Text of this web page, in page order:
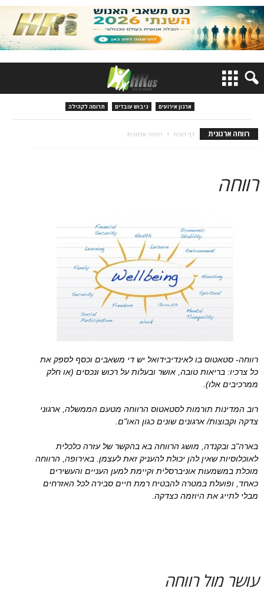
ארגון אירועים גיבוש עובדים תרומה לקהילה
רווחה ארגונית דף הבית רווחה ארגונית
רווחה
רווחה- סטאטוס בו לאינדיבידואל יש די משאבים וכסף לספק את
כל צרכיו: בריאות טובה, אושר ובעלות על רכוש ונכסים (או חלק
ממרכיבים אלו).
רוב המדינות תורמות לסטאטוס הרווחה מטעם הממשלה, ארגוני
צדקה וקבוצות/ ארגונים שונים כגון האו"ם.
בארה"ב ובקנדה, מושג הרווחה בא בהקשר של עזרה כלכלית
לאוכלוסיות שאין להן יכולת להעניק זאת לעצמן. באירופה, הרווחה
מוכלת במשמעות אוניברסלית וקיימת למען העניים והעשירים
כאחד, ופועלת במטרה להבטיח רמת חיים סבירה לכל האזרחים
מבלי לתייג את היוזמה כצדקה.
עושר מול רווחה